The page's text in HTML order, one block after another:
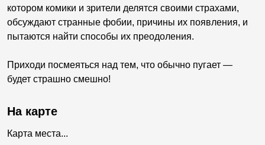
котором комики и зрители делятся своими страхами,
обсуждают странные фобии, причины их появления, и
пытаются найти способы их преодоления.
Приходи посмеяться над тем, что обычно пугает —
будет страшно смешно!
На карте
Карта места...